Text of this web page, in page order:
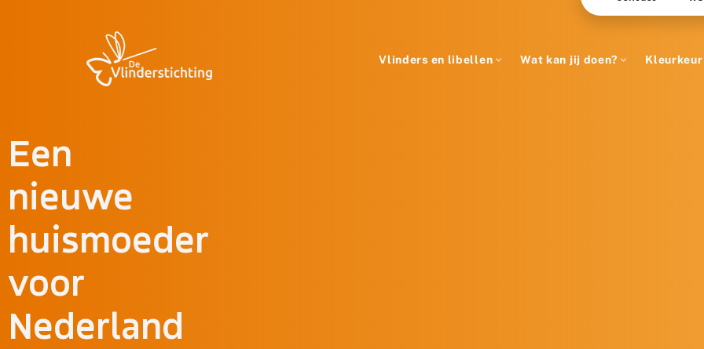
Vlinders en libellen Wat kan jij doen? Kleurkeur
Een
nieuwe
huismoeder
voor
Nederland